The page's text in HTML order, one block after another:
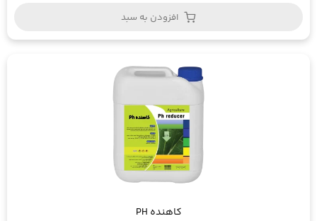
افزودن به سبد
کاهنده PH